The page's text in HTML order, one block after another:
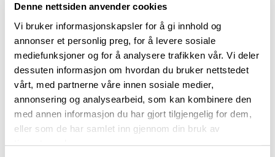
Denne nettsiden anvender cookies
Vi bruker informasjonskapsler for å gi innhold og
annonser et personlig preg, for å levere sosiale
mediefunksjoner og for å analysere trafikken vår. Vi deler
dessuten informasjon om hvordan du bruker nettstedet
vårt, med partnerne våre innen sosiale medier,
annonsering og analysearbeid, som kan kombinere den
med annen informasjon du har gjort tilgjengelig for dem,
eller som de har samlet inn gjennom din bruk av
Aktuelt